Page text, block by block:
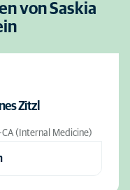
von Saskia
Zitzl
(Internal Medicine)